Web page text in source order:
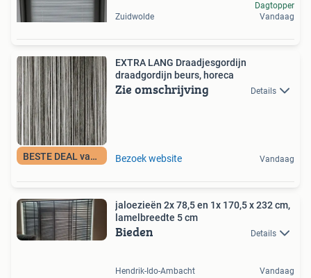
Zuidwolde
Dagtopper
Vandaag
BESTE DEAL vandaag
EXTRA LANG Draadjesgordijn
draadgordijn beurs, horeca
Zie omschrijving Details
Bezoek website Vandaag
jaloezieën 2x 78,5 en 1x 170,5 x 232 cm,
lamelbreedte 5 cm
Bieden Details
Hendrik-Ido-Ambacht Vandaag